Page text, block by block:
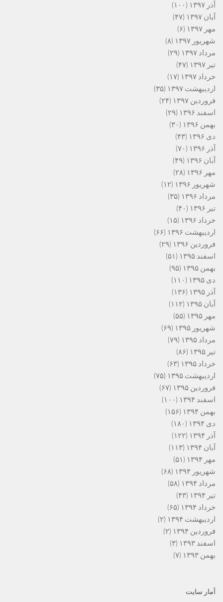
آذر ۱۳۹۷
(۱۰۰)
آبان ۱۳۹۷
(۴۷)
مهر ۱۳۹۷
(۶)
شهریور ۱۳۹۷
(۸)
مرداد ۱۳۹۷
(۲۹)
تیر ۱۳۹۷
(۴۷)
خرداد ۱۳۹۷
(۱۷)
اردیبهشت ۱۳۹۷
(۳۵)
فروردین ۱۳۹۷
(۲۴)
اسفند ۱۳۹۶
(۲۹)
بهمن ۱۳۹۶
(۳۰)
دی ۱۳۹۶
(۴۳)
آذر ۱۳۹۶
(۷۰)
آبان ۱۳۹۶
(۴۹)
مهر ۱۳۹۶
(۲۸)
شهریور ۱۳۹۶
(۱۲)
مرداد ۱۳۹۶
(۳۵)
تیر ۱۳۹۶
(۴۰)
خرداد ۱۳۹۶
(۱۵)
اردیبهشت ۱۳۹۶
(۶۶)
فروردین ۱۳۹۶
(۲۹)
اسفند ۱۳۹۵
(۵۱)
بهمن ۱۳۹۵
(۹۵)
دی ۱۳۹۵
(۱۱۰)
آذر ۱۳۹۵
(۱۳۶)
آبان ۱۳۹۵
(۱۱۲)
مهر ۱۳۹۵
(۵۵)
شهریور ۱۳۹۵
(۶۹)
مرداد ۱۳۹۵
(۷۹)
تیر ۱۳۹۵
(۸۶)
خرداد ۱۳۹۵
(۶۳)
اردیبهشت ۱۳۹۵
(۷۵)
فروردین ۱۳۹۵
(۶۷)
اسفند ۱۳۹۴
(۱۰۰)
بهمن ۱۳۹۴
(۱۵۶)
دی ۱۳۹۴
(۱۸۰)
آذر ۱۳۹۴
(۱۲۲)
آبان ۱۳۹۴
(۱۱۳)
مهر ۱۳۹۴
(۵۱)
شهریور ۱۳۹۴
(۶۸)
مرداد ۱۳۹۴
(۵۸)
تیر ۱۳۹۴
(۴۳)
خرداد ۱۳۹۴
(۶۵)
اردیبهشت ۱۳۹۴
(۲)
فروردین ۱۳۹۴
(۲)
اسفند ۱۳۹۳
(۳)
بهمن ۱۳۹۳
(۷)
آمار سایت